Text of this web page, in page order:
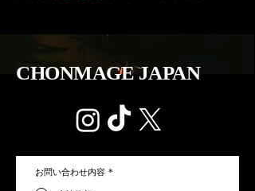
CHONMAGE JAPAN
お問い合わせ内容 *